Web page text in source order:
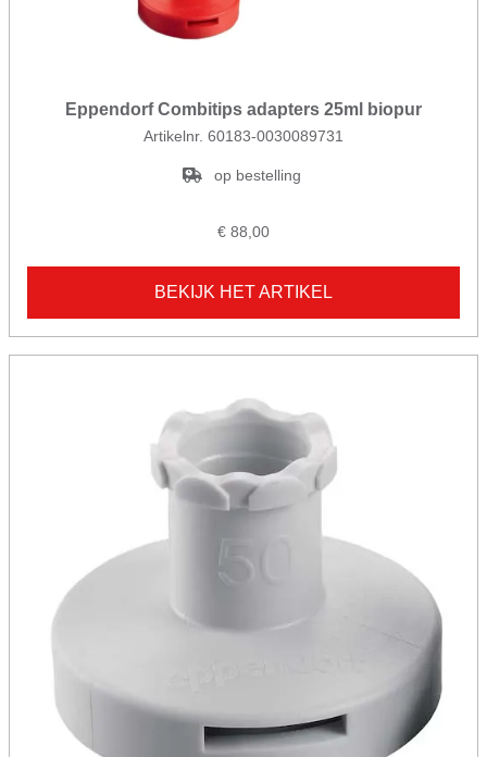
Eppendorf Combitips adapters 25ml biopur
Artikelnr. 60183-0030089731
op bestelling
€ 88,00
BEKIJK HET ARTIKEL